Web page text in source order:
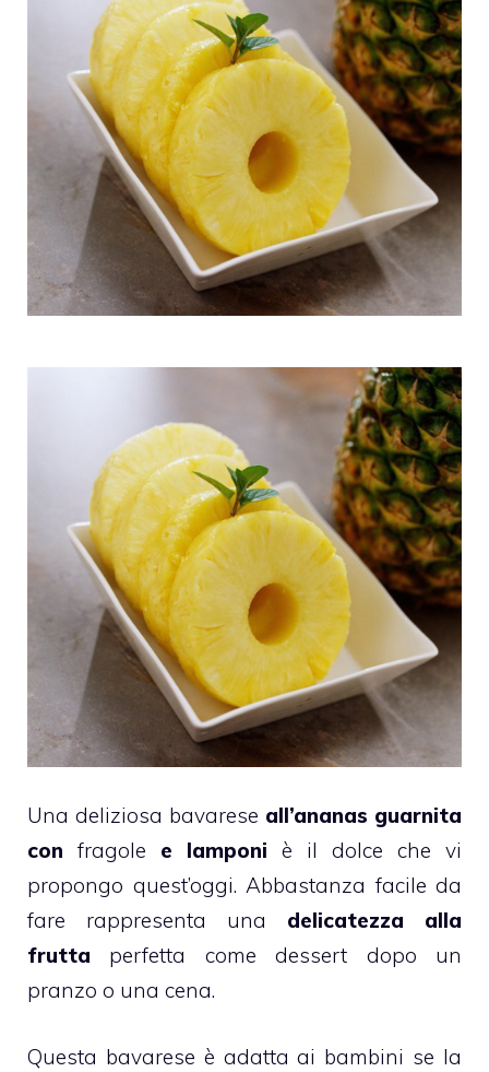
Una deliziosa bavarese all’ananas guarnita
con fragole e lamponi è il dolce che vi
propongo quest’oggi. Abbastanza facile da
fare rappresenta una delicatezza alla
frutta perfetta come dessert dopo un
pranzo o una cena.
Questa bavarese è adatta ai bambini se la